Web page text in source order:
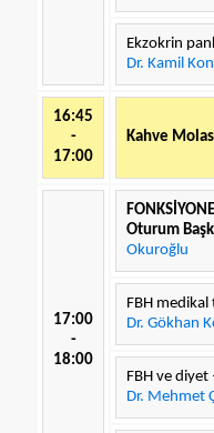
Ekzokrin
Dr. Kamil
16:45
-
17:00
Kahve
17:00
-
18:00
Oturum
Okuroğlu
FBH medikal
Dr. Gökhan
FBH ve diyet
Dr. Mehmet